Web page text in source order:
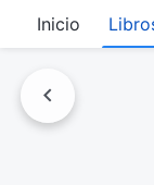
Inicio